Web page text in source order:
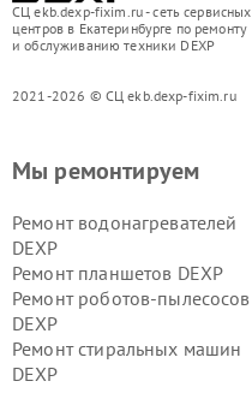
СЦ ekb.dexp-fixim.ru - сеть сервисных
центров в Екатеринбурге по ремонту
и обслуживанию техники DEXP
2021-2026 © СЦ ekb.dexp-fixim.ru
Мы ремонтируем
Ремонт водонагревателей
DEXP
Ремонт планшетов DEXP
Ремонт роботов-пылесосов
DEXP
Ремонт стиральных машин
DEXP